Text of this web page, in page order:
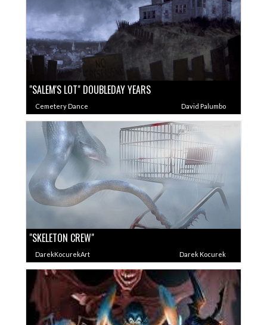
"SALEM'S LOT" DOUBLEDAY YEARS
Cemetery Dance David Palumbo
"SKELETON CREW"
DarekKocurekArt Darek Kocurek